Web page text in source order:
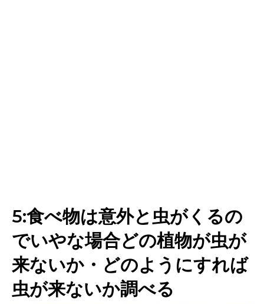
5:食べ物は意外と虫がくるの
でいやな場合どの植物が虫が
来ないか・どのようにすれば
虫が来ないか調べる